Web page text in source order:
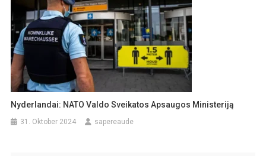
Nyderlandai: NATO Valdo Sveikatos Apsaugos Ministeriją
31. Oktober 2024 sapereaude